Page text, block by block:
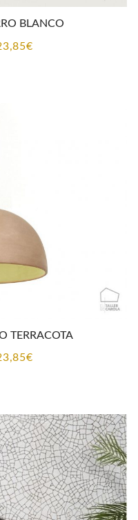
BLANCO
€Rango
TERRACOTA
€Rango
desde
197,20€
hasta
223,85€